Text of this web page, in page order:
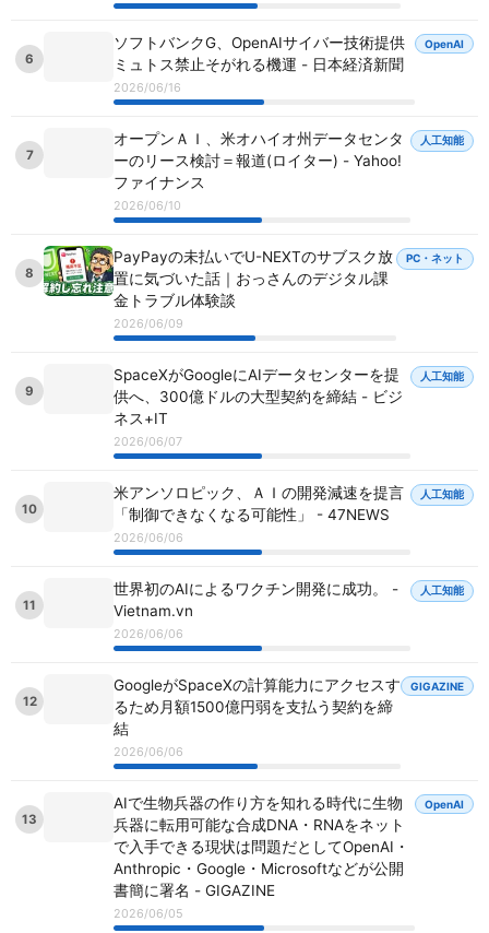
6
ソフトバンクG、OpenAIサイバー技術提供
ミュトス禁止そがれる機運 - 日本経済新聞
2026/06/16
OpenAI
7
オープンＡＩ、米オハイオ州データセンタ
ーのリース検討＝報道(ロイター) - Yahoo!
ファイナンス
2026/06/10
人工知能
8
PayPayの未払いでU-NEXTのサブスク放
置に気づいた話｜おっさんのデジタル課
金トラブル体験談
2026/06/09
PC・ネット
9
SpaceXがGoogleにAIデータセンターを提
供へ、300億ドルの大型契約を締結 - ビジ
ネス+IT
2026/06/07
人工知能
10
米アンソロピック、ＡＩの開発減速を提言
「制御できなくなる可能性」 - 47NEWS
2026/06/06
人工知能
11
世界初のAIによるワクチン開発に成功。 -
Vietnam.vn
2026/06/06
人工知能
12
GoogleがSpaceXの計算能力にアクセスす
るため月額1500億円弱を支払う契約を締
結
2026/06/06
GIGAZINE
13
AIで生物兵器の作り方を知れる時代に生物
兵器に転用可能な合成DNA・RNAをネット
で入手できる現状は問題だとしてOpenAI・
Anthropic・Google・Microsoftなどが公開
書簡に署名 - GIGAZINE
2026/06/05
OpenAI